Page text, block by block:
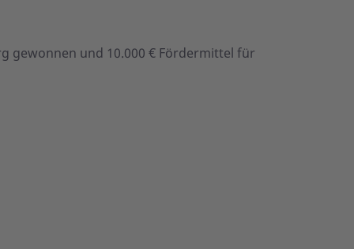
gewonnen und 10.000 € Fördermittel für